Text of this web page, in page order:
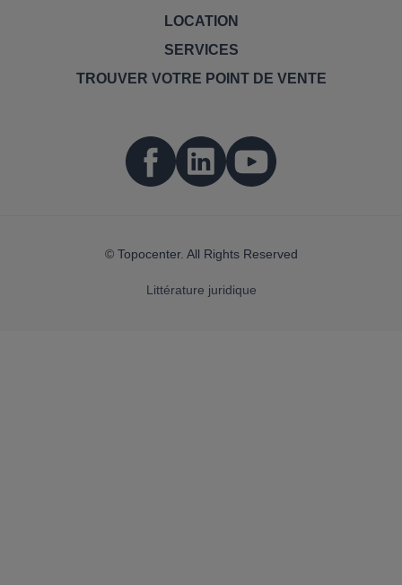
LOCATION
SERVICES
TROUVER VOTRE POINT DE VENTE
© Topocenter. All Rights Reserved
Littérature juridique